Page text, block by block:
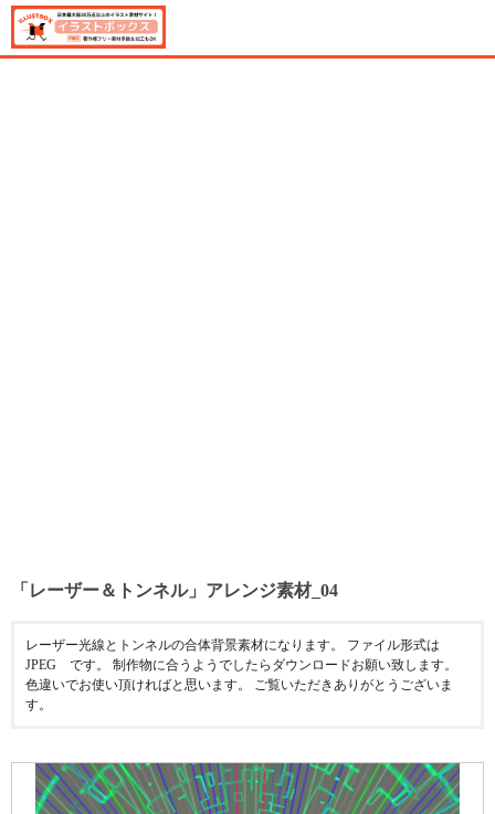
「レーザー＆トンネル」アレンジ素材_04
レーザー光線とトンネルの合体背景素材になります。 ファイル形式は
JPEG です。 制作物に合うようでしたらダウンロードお願い致します。
色違いでお使い頂ければと思います。 ご覧いただきありがとうございま
す。